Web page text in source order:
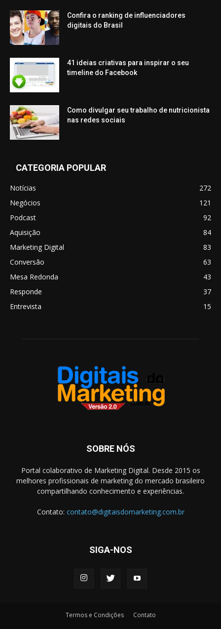
Confira o ranking de influenciadores
digitais do Brasil
41 ideias criativas para inspirar o seu
timeline do Facebook
Como divulgar seu trabalho de nutricionista
nas redes sociais
CATEGORIA POPULAR
Notícias
272
Negócios
121
Podcast
92
Aquisição
84
Marketing Digital
83
Conversão
63
Mesa Redonda
43
Responde
37
Entrevista
15
SOBRE NÓS
Portal colaborativo de Marketing Digital. Desde 2015 os
melhores profissionais de marketing do mercado brasileiro
compartilhando conhecimento e experiências.
Contato: contato@digitaisdomarketing.com.br
SIGA-NOS
Termos e Condições Contato